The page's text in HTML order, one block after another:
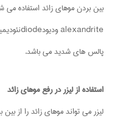
بین بردن موهای زائد استفاده می
پالس های شدید می باشد.
استفاده از لیزر در رفع موهای زائد
لیزر می تواند موهای زائد را از